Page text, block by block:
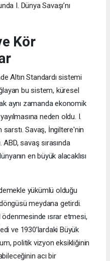
I. Dünya Savaşı’nı
Kör
Altın Standardı sistemi
bu sistem, küresel
aynı zamanda ekonomik
neden oldu. I.
sarstı. Savaş, İngiltere'nin
ABD, savaş sırasında
en büyük alacaklısı
yükümlü olduğu
meydana getirdi.
ödenmesinde ısrar etmesi,
ve 1930’lardaki Büyük
politik vizyon eksikliğinin
acı bir